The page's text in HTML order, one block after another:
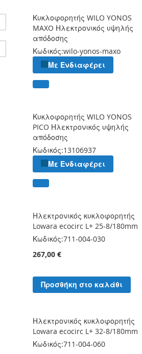
Κυκλοφορητής WILO YONOS
MAXO Ηλεκτρονικός υψηλής
απόδοσης
Κωδικός:wilo-yonos-maxo
Με Ενδιαφέρει
Κυκλοφορητής WILO YONOS
PICO Ηλεκτρονικός υψηλής
απόδοσης
Κωδικός:13106937
Με Ενδιαφέρει
Ηλεκτρονικός κυκλοφορητής
Lowara ecocirc L+ 25-8/180mm
Κωδικός:711-004-030
267,00 €
Προσθήκη στο καλάθι
Ηλεκτρονικός κυκλοφορητής
Lowara ecocirc L+ 32-8/180mm
Κωδικός:711-004-060